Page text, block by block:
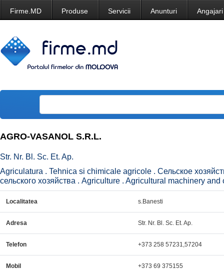
Firme.MD Produse Servicii Anunturi Angajari
AGRO-VASANOL S.R.L.
Str. Nr. Bl. Sc. Et. Ap.
Agriculatura . Tehnica si chimicale agricole . Сельское
сельского хозяйства . Agriculture . Agricultural machinery and
Localitatea s.Banesti
Adresa Str. Nr. Bl. Sc. Et. Ap.
Telefon +373 258 57231,57204
Mobil +373 69 375155